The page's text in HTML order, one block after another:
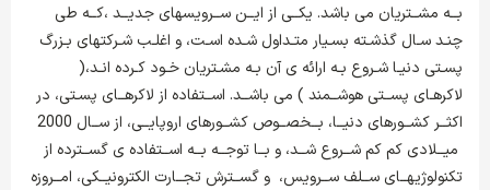
بــه مشــتریان می باشد. یکــی از ایــن ســرویسهای جدیــد ،کــه طی
چنـد سـال گذشـته بسـیار متـداول شـده اسـت، و اغلـب شـرکتهای بـزرگ
پسـتی دنیـا شـروع بـه ارائه ی آن بـه مشـتریان خـود کـرده انـد،(
لاکرهـای پســتی هوشــمند ) می باشــد. اســتفاده از لاکرهــای پسـتی، در
اکثــر کشــورهای دنیــا، بــخصــوص کشــورهای اروپایــی، از ســال 2000
میــلادی کم کم شــروع شــد، و بــا توجــه بــه اســتفاده ی گســترده از
تکنولوژیهــای ســلف ســرویس، و گســترش تجــارت الکترونیــکی، امــروزه